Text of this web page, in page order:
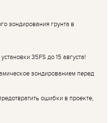
зондирования грунта в
35FS до 15 августа!
зондированием перед
ошибки в проекте,